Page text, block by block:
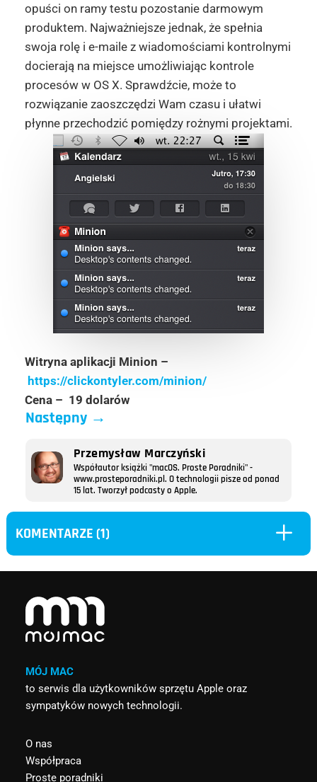
opuści on ramy testu pozostanie darmowym
produktem. Najważniejsze jednak, że spełnia
swoja rolę i e-maile z wiadomościami kontrolnymi
docierają na miejsce umożliwiając kontrole
procesów w OS X. Sprawdźcie, może to
rozwiązanie zaoszczędzi Wam czasu i ułatwi
płynne przechodzić pomiędzy rożnymi projektami.
Witryna aplikacji Minion –
https://clickontyler.com/minion/
Cena – 19 dolarów
Następny→
Przemysław Marczyński
Współautor książki "macOS. Proste Poradniki" -
www.prosteporadniki.pl. O technologii pisze od ponad
15 lat. Tworzył podcasty o Apple.
KOMENTARZE (1) L
MÓJ MAC
to serwis dla użytkowników sprzętu Apple oraz
sympatyków nowych technologii.
O nas
Współpraca
Proste poradniki